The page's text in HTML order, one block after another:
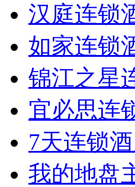
汉庭连锁
如家连锁
锦江之星
宜必思连
7天连锁
我的地盘